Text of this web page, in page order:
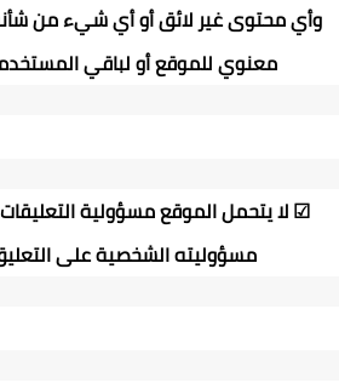
وأي محتوى غير لائق أو أي شيء من
معنوي للموقع أو لباقي
☑لا يتحمل الموقع مسؤولية
مسؤوليته الشخصية على